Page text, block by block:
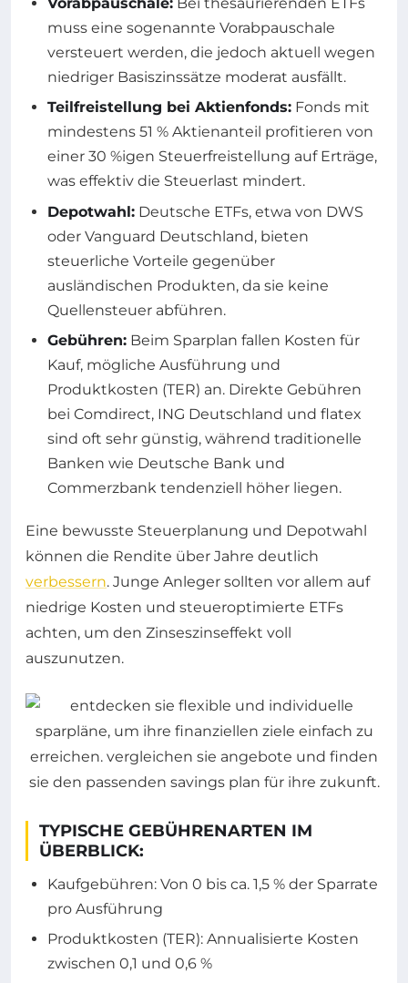
muss eine sogenannte Vorabpauschale
versteuert werden, die jedoch aktuell wegen
niedriger Basiszinssätze moderat ausfällt.
Teilfreistellung bei Aktienfonds: Fonds mit
mindestens 51 % Aktienanteil profitieren von
einer 30 %igen Steuerfreistellung auf Erträge,
was effektiv die Steuerlast mindert.
Depotwahl: Deutsche ETFs, etwa von DWS
oder Vanguard Deutschland, bieten
steuerliche Vorteile gegenüber
ausländischen Produkten, da sie keine
Quellensteuer abführen.
Gebühren: Beim Sparplan fallen Kosten für
Kauf, mögliche Ausführung und
Produktkosten (TER) an. Direkte Gebühren
bei Comdirect, ING Deutschland und flatex
sind oft sehr günstig, während traditionelle
Banken wie Deutsche Bank und
Commerzbank tendenziell höher liegen.
Eine bewusste Steuerplanung und Depotwahl
können die Rendite über Jahre deutlich
verbessern. Junge Anleger sollten vor allem auf
niedrige Kosten und steueroptimierte ETFs
achten, um den Zinseszinseffekt voll
auszunutzen.
TYPISCHE GEBÜHRENARTEN IM
ÜBERBLICK:
Kaufgebühren: Von 0 bis ca. 1,5 % der Sparrate
pro Ausführung
Produktkosten (TER): Annualisierte Kosten
zwischen 0,1 und 0,6 %